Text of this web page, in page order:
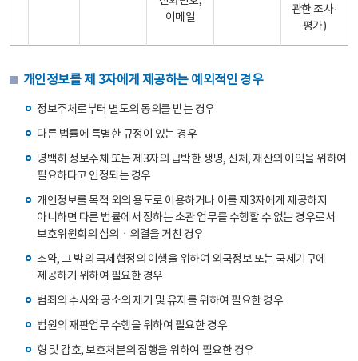
이메일
관한 조사·
평가)
개인정보를 제 3자에게 제공하는 예외적인 경우
정보주체로부터 별도의 동의를 받는 경우
다른 법률에 특별한 규정이 있는 경우
명백히 정보주체 또는 제3자의 급박한 생명, 신체, 재산의 이익을 위하여
필요하다고 인정되는 경우
개인정보를 목적 외의 용도로 이용하거나 이를 제3자에게 제공하지
아니하면 다른 법률에서 정하는 소관 업무를 수행할 수 없는 경우로서
보호위원회의 심의ㆍ의결을 거친 경우
조약, 그 밖의 국제협정의 이행을 위하여 외국정보 또는 국제기구에
제공하기 위하여 필요한 경우
범죄의 수사와 공소의 제기 및 유지를 위하여 필요한 경우
법원의 재판업무 수행을 위하여 필요한 경우
형 및 감호, 보호처분의 집행을 위하여 필요한 경우